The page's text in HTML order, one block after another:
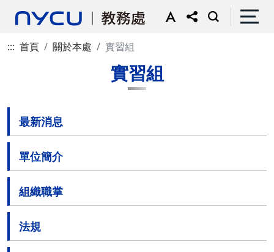
::: 首頁 關於本處 實習組
實習組
最新消息
單位簡介
組織職掌
法規